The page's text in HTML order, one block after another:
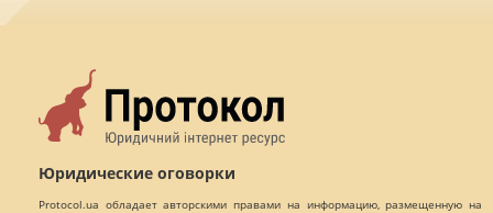
Юридические оговорки
Protocol.ua обладает авторскими правами на информацию, размещенную на